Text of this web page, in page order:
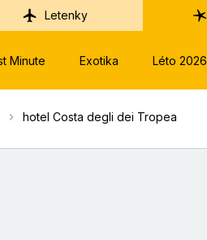
Letenky
Minute Exotika Léto 2026
hotel Costa degli dei Tropea